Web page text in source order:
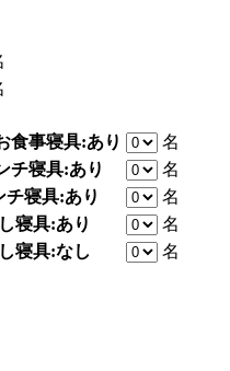
食事寝具:あり
名
チ寝具:あり
名
チ寝具:あり
名
寝具:あり
名
寝具:なし 名